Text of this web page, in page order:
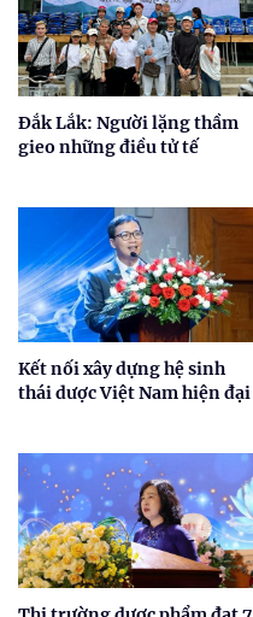
Đắk Lắk: Người lặng thầm
gieo những điều tử tế
Kết nối xây dựng hệ sinh
thái dược Việt Nam hiện đại